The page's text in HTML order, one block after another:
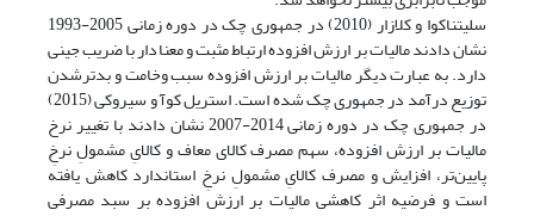
سلیتناکوا و کلازار (2010) در جمهوری چک در دوره زمانی 2005-1993
نشان دادند مالیات بر ارزش افزوده ارتباط مثبت و معنادار با ضریب جینی
دارد. به عبارت دیگر مالیات بر ارزش افزوده سبب وخامت و بدتر‌شدن
توزیع درآمد در جمهوری چک شده است. استریل کوآ و سیروکی (2015)
در جمهوری چک در دوره زمانی 2014-2007 نشان دادند با تغییر نرخ
مالیات بر ارزش افزوده، سهم مصرف کالای معاف و کالایِ مشمولِ نرخِ
پایین‌تر، افزایش و مصرف کالایِ مشمولِ نرخِ استاندارد کاهش یافته
است و فرضیه اثر کاهشی مالیات بر ارزش افزوده بر سبد مصرفی